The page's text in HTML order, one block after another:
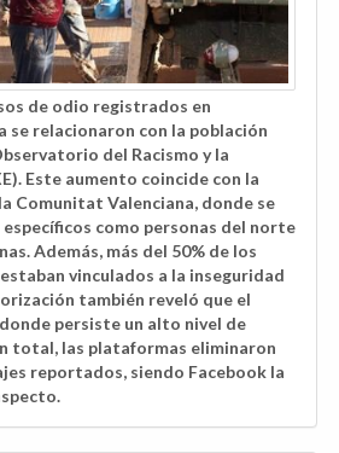
de odio registrados en
se relacionaron con la población
del Racismo y la
Este aumento coincide con la
Comunitat Valenciana, donde se
como personas del norte
Además, más del 50% de los
vinculados a la inseguridad
también reveló que el
persiste un alto nivel de
total, las plataformas eliminaron
reportados, siendo Facebook la